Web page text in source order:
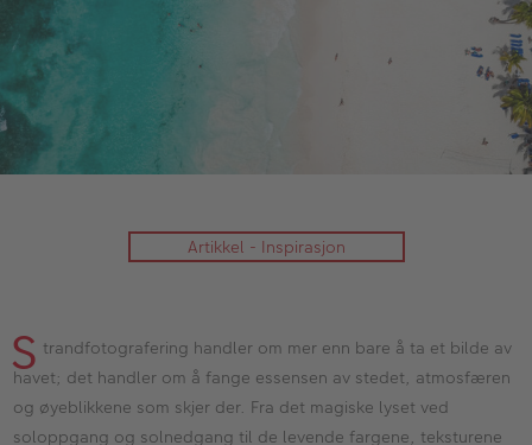
Butikkoversikt
Artikkel - Inspirasjon
S trandfotografering handler om mer enn bare å ta et bilde av
havet; det handler om å fange essensen av stedet, atmosfæren
og øyeblikkene som skjer der. Fra det magiske lyset ved
soloppgang og solnedgang til de levende fargene, teksturene